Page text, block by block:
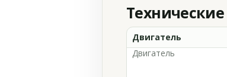
Двигатель
Двигатель